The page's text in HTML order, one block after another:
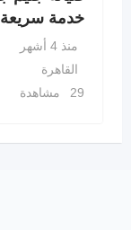
خدمة سريعة
منذ 4 أشهر
القاهرة
29 مشاهدة